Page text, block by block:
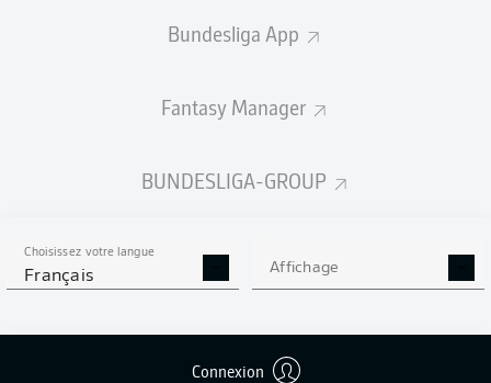
Bundesliga App
Fantasy Manager
BUNDESLIGA-GROUP
Choisissez votre langue
Français Affichage
Connexion
STATS DE LA SAISON
2026/2027
0 0